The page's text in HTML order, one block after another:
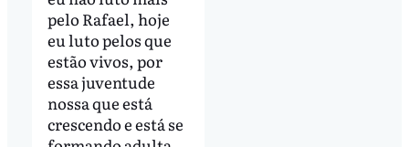
pelo Rafael, hoje
eu luto pelos que
estão vivos, por
essa juventude
nossa que está
crescendo e está se